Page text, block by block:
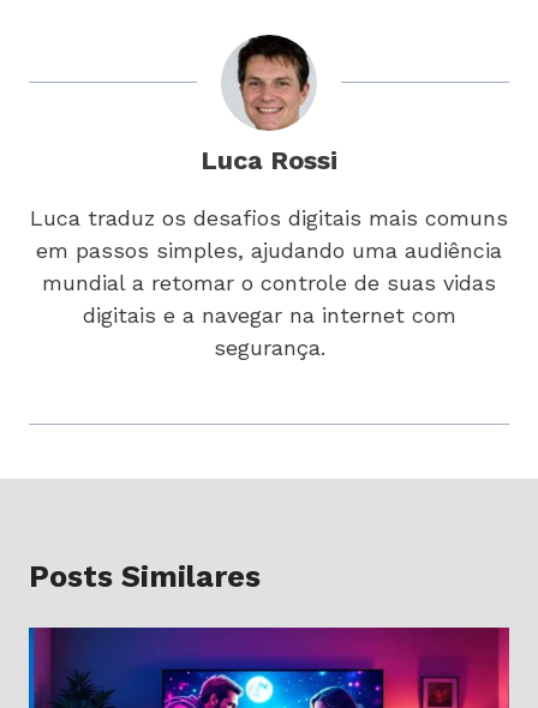
Luca Rossi
Luca traduz os desafios digitais mais comuns
em passos simples, ajudando uma audiência
mundial a retomar o controle de suas vidas
digitais e a navegar na internet com
segurança.
Posts Similares